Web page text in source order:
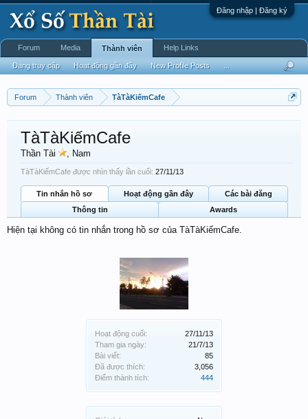
Đăng nhập | Đăng ký
Forum Thành viên TàTàKiếmCafe
Hoạt động cuối:
27/11/13
Tham gia ngày:
21/7/13
Bài viết:
85
Đã được thích:
3,056
Điểm thành tích:
444
TàTàKiếmCafe
Thần Tài , Nam
TàTàKiếmCafe được nhìn thấy lần cuối: 27/11/13
Tin nhắn hồ sơ Hoạt động gần đây
Các bài đăng
Thông tin
Awards
Hiện tại không có tin nhắn trong hồ sơ của TàTàKiếmCafe.
Forum Media Thành viên
Đang truy cập Hoạt động gần đây New Profile Posts
Help Links